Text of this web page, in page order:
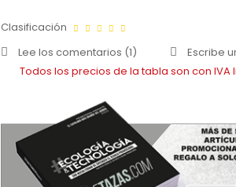
Clasificación
Lee los comentarios (1)
Escribe
Todos los precios de la tabla son con IVA